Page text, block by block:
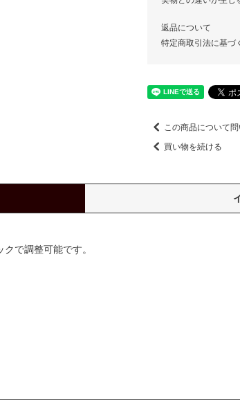
返品について
特定商取引法に基づ
この商品について
買い物を続ける
で調整可能です。